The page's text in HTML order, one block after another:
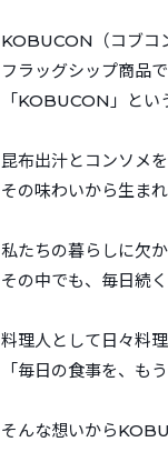
KOBUCON（コブコ
フラッグシップ商品
「KOBUCON」とい
昆布出汁とコンソメ
その味わいから生ま
私たちの暮らしに欠
その中でも、毎日続
料理人として日々料理
「毎日の食事を、も
そんな想いから